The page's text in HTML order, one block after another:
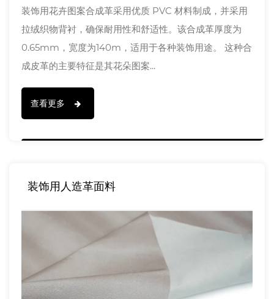
装饰用花卉图案合成革采用优质 PVC 材料制成，并采用
拉绒织物背衬，确保耐用性和舒适性。该合成革厚度为
0.65mm，宽度为140m，适用于各种装饰用途。 这种合
成皮革的主要特征是其花朵图案...
查看更多
装饰用人造革面料